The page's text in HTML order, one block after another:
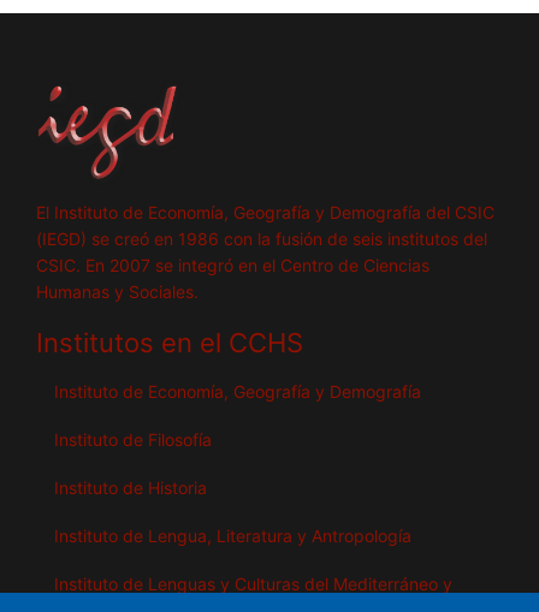
El Instituto de Economía, Geografía y Demografía del CSIC
(IEGD) se creó en 1986 con la fusión de seis institutos del
CSIC. En 2007 se integró en el Centro de Ciencias
Humanas y Sociales.
Institutos en el CCHS
Instituto de Economía, Geografía y Demografía
Instituto de Filosofía
Instituto de Historia
Instituto de Lengua, Literatura y Antropología
Instituto de Lenguas y Culturas del Mediterráneo y